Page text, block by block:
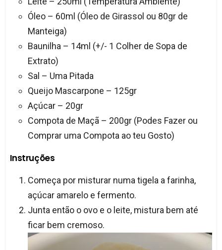
Óleo – 60ml (Óleo de Girassol ou 80gr de
Manteiga)
Baunilha – 14ml (+/- 1 Colher de Sopa de
Extrato)
Sal – Uma Pitada
Queijo Mascarpone – 125gr
Açúcar – 20gr
Compota de Maçã – 200gr (Podes Fazer ou
Comprar uma Compota ao teu Gosto)
Instruções
Começa por misturar numa tigela a farinha,
açúcar amarelo e fermento.
Junta então o ovo e o leite, mistura bem até
ficar bem cremoso.